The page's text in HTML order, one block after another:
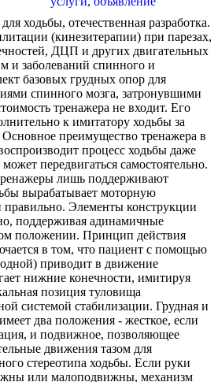
ходьбы, отечественная разработка.
(кинезитерапии) при парезах,
ДЦП и других двигательных
и заболеваний спинного и
базовых грудных опор для
спинного мозга, затронувшими
тренажера не входит. Его
к имитатору ходьбы за
преимущество тренажера в
процесс ходьбы даже
передвигаться самостоятельно.
лишь поддерживают
вырабатывает моторную
Элементы конструкции
поддерживая адинамичные
положении. Принцип действия
в том, что пациент с помощью
приводит в движение
нижние конечности, имитируя
позиция туловища
системой стабилизации. Грудная и
два положения - жесткое, если
и подвижное, позволяющее
движения тазом для
стереотипа ходьбы. Если руки
или малоподвижны, механизм